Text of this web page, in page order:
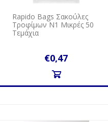
Rapido Bags Σακούλες
Τροφίμων N1 Μικρές 50
Τεμάχια
€0,47